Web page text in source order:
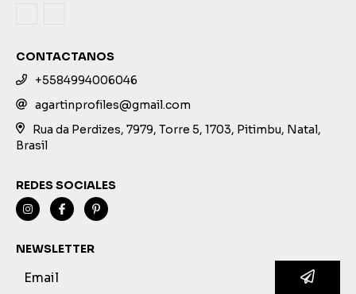
CONTACTANOS
+5584994006046
agartinprofiles@gmail.com
Rua da Perdizes, 7979, Torre 5, 1703, Pitimbu, Natal,
Brasil
REDES SOCIALES
NEWSLETTER